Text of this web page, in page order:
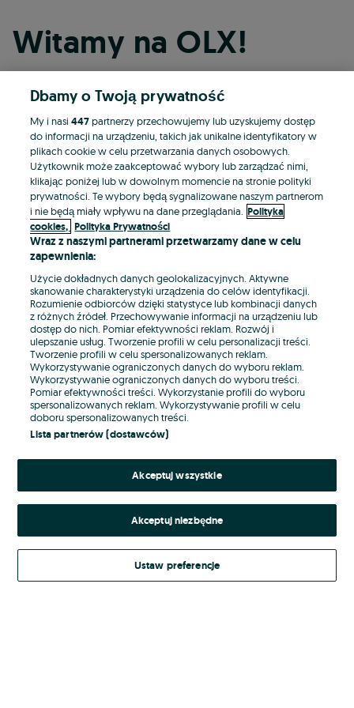
Witamy na OLX!
Kontynuuj przez Facebooka
Kontynuuj przez konto Apple
Kontynuuj przez konto Google
LUB
E-mail
Hasło
Nie pamiętasz hasła?
Zaloguj się
Kontynuując za pośrednictwem jednego z dostawców wskazanych powyżej,
Regulamin serwisuOLX.pl w jego aktualnym brzmieniu.
Dbamy o Twoją prywatność
My i nasi447partnerzy przechowujemy lub uzyskujemy dostęp
do informacji na urządzeniu, takich jak unikalne identyfikatory w
plikach cookie w celu przetwarzania danych osobowych.
Użytkownik może zaakceptować wybory lub zarządzać nimi,
klikając poniżej lub w dowolnym momencie na stronie polityki
prywatności. Te wybory będą sygnalizowane naszym partnerom
i nie będą miały wpływu na dane przeglądania. Polityka
cookies, Polityka Prywatności
Wraz z naszymi partnerami przetwarzamy dane w celu
zapewnienia:
Użycie dokładnych danych geolokalizacyjnych. Aktywne
skanowanie charakterystyki urządzenia do celów identyfikacji.
Rozumienie odbiorców dzięki statystyce lub kombinacji danych
z różnych źródeł. Przechowywanie informacji na urządzeniu lub
dostęp do nich. Pomiar efektywności reklam. Rozwój i
ulepszanie usług. Tworzenie profili w celu personalizacji treści.
Tworzenie profili w celu spersonalizowanych reklam.
Wykorzystywanie ograniczonych danych do wyboru reklam.
Wykorzystywanie ograniczonych danych do wyboru treści.
Pomiar efektywności treści. Wykorzystanie profili do wyboru
spersonalizowanych reklam. Wykorzystywanie profili w celu
doboru spersonalizowanych treści.
Lista partnerów (dostawców)
Akceptuj wszystkie
Akceptuj niezbędne
Ustaw preferencje